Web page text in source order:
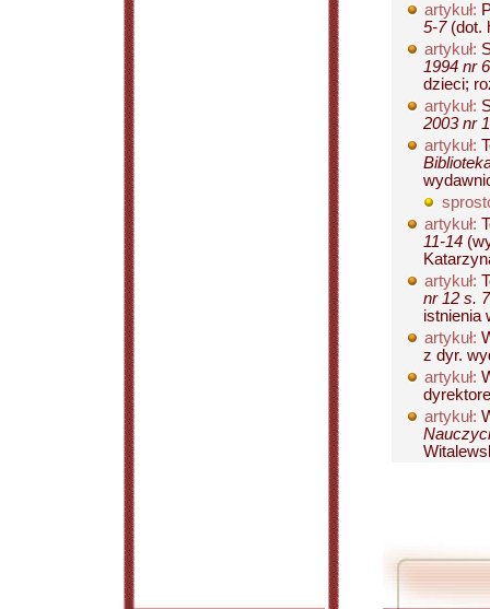
artykuł:
5-7(dot.
artykuł:
1994 nr
dzieci;
artykuł:
2003 nr
artykuł:
artykuł:
11-14
artykuł:
nr 12 s.
istnienia
artykuł:
z dyr.
artykuł:
artykuł: